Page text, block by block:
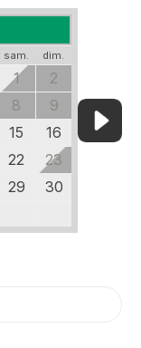
sam. dim.
1
2
8
9
15
16
22
23
29
30